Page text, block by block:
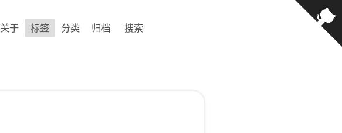
关于 标签 分类 归档 搜索